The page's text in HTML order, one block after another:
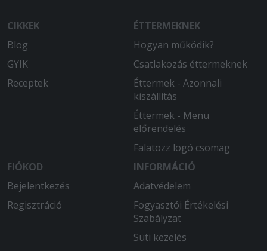
CIKKEK
Blog
GYIK
Receptek
ÉTTERMEKNEK
Hogyan működik?
Csatlakozás éttermeknek
Éttermek - Azonnali
kiszállítás
Éttermek - Menü
előrendelés
Falatozz logó csomag
FIÓKOD
Bejelentkezés
Regisztráció
INFORMÁCIÓ
Adatvédelem
Fogyasztói Értékelési
Szabályzat
Süti kezelés